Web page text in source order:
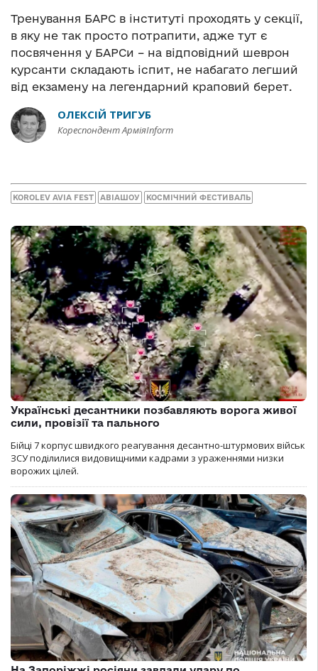
Тренування БАРС в інституті проходять у секції,
в яку не так просто потрапити, адже тут є
посвячення у БАРСи – на відповідний шеврон
курсанти складають іспит, не набагато легший
від екзамену на легендарний краповий берет.
ОЛЕКСІЙ ТРИГУБ
Кореспондент АрміяInform
KOROLEV AVIA FEST АВІАШОУ КОСМІЧНИЙ ФЕСТИВАЛЬ
Українські десантники позбавляють ворога живої
сили, провізії та пального
Бійці 7 корпус швидкого реагування десантно-штурмових військ
ЗСУ поділилися видовищними кадрами з ураженнями низки
ворожих цілей.